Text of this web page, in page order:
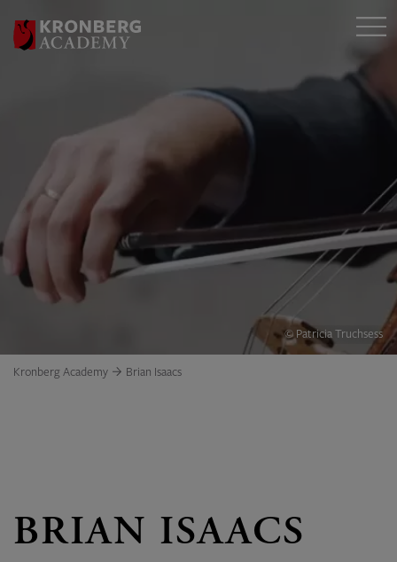
© Patricia Truchsess
Kronberg Academy Brian Isaacs
BRIAN ISAACS